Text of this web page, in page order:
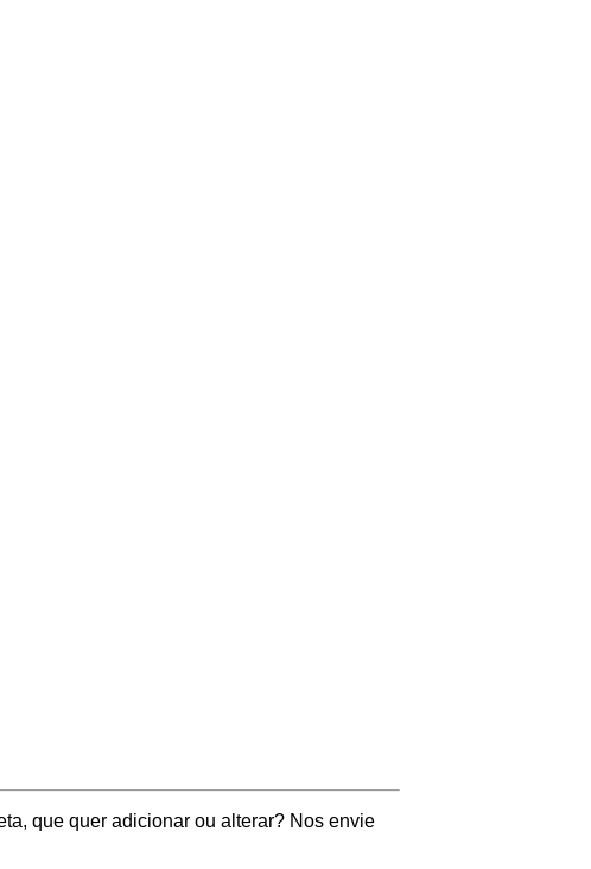
que quer adicionar ou alterar? Nos envie